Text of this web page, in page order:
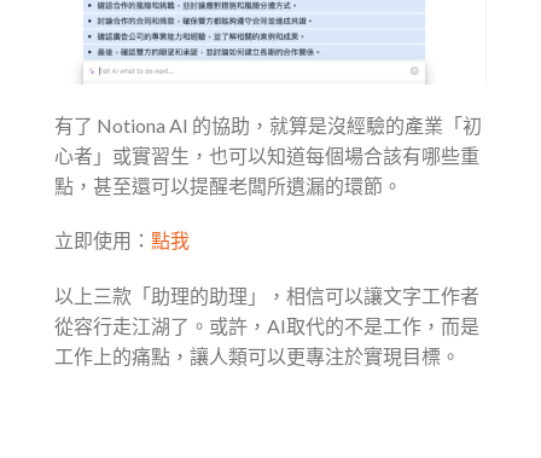
有了 Notiona AI 的協助，就算是沒經驗的產業「初
心者」或實習生，也可以知道每個場合該有哪些重
點，甚至還可以提醒老闆所遺漏的環節。
立即使用： 點我
以上三款「助理的助理」，相信可以讓文字工作者
從容行走江湖了。或許，AI取代的不是工作，而是
工作上的痛點，讓人類可以更專注於實現目標。